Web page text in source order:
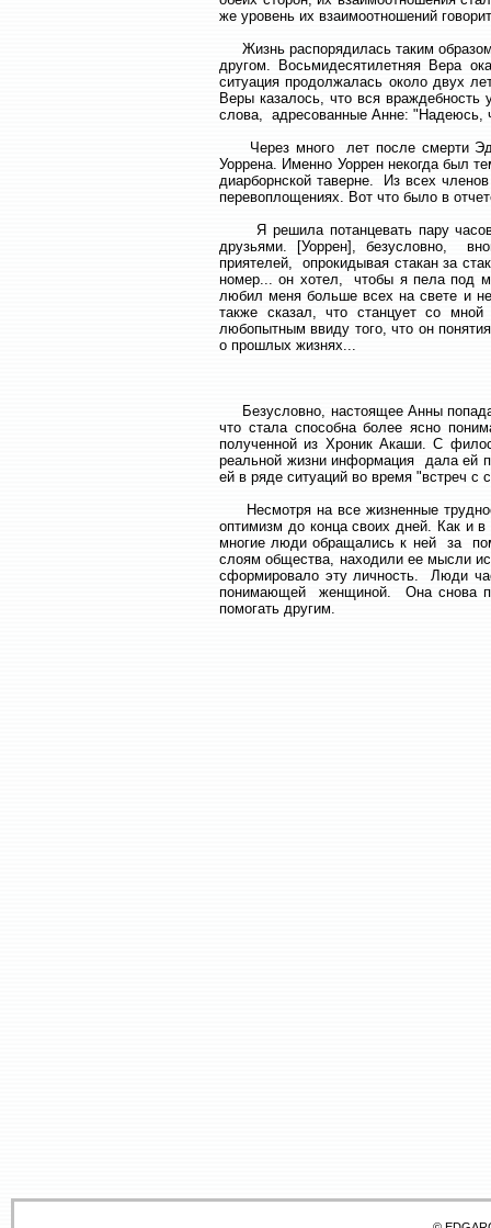
же уровень их взаимоотношений
Жизнь распорядилась таким
другом. Восьмидесятилетняя Вера
ситуация продолжалась около двух
Веры казалось, что вся
слова, адресованные Анне: "Надеюсь,
Через много лет после смерти
Уоррена. Именно Уоррен некогда был
диарборнской таверне. Из всех
перевоплощениях. Вот что было в
Я решила потанцевать пару часов
друзьями. [Уоррен], безусловно,
приятелей, опрокидывая стакан за
номер... он хотел, чтобы я пела под
любил меня больше всех на свете и
также сказал, что станцует со
любопытным ввиду того, что он
о прошлых жизнях...
Безусловно, настоящее Анны
что стала способна более ясно
полученной из Хроник Акаши. С
реальной жизни информация дала ей
ей в ряде ситуаций во время "встреч с
Несмотря на все жизненные
оптимизм до конца своих дней. Как и
многие люди обращались к ней за
слоям общества, находили ее мысли
сформировало эту личность. Люди
понимающей женщиной. Она снова
помогать другим.